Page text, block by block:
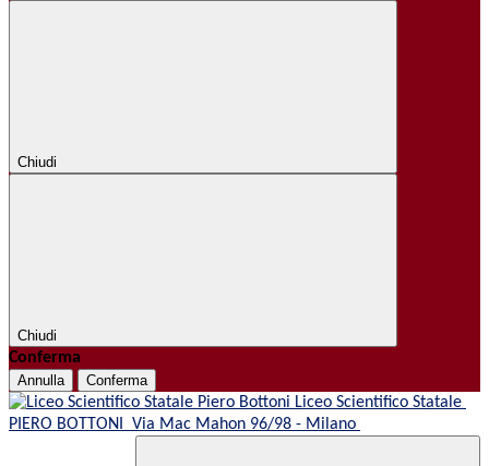
Chiudi
Chiudi
Conferma
Annulla Conferma
Liceo Scientifico Statale
PIERO BOTTONI Via Mac Mahon 96/98 - Milano